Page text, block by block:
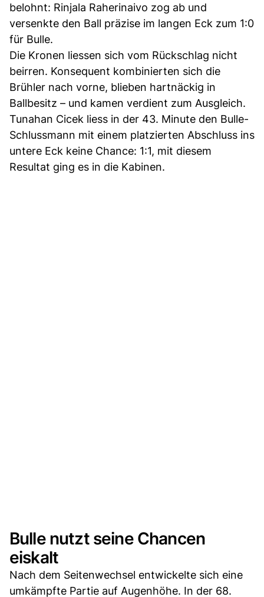
belohnt: Rinjala Raherinaivo zog ab und
versenkte den Ball präzise im langen Eck zum 1:0
für Bulle.
Die Kronen liessen sich vom Rückschlag nicht
beirren. Konsequent kombinierten sich die
Brühler nach vorne, blieben hartnäckig in
Ballbesitz – und kamen verdient zum Ausgleich.
Tunahan Cicek liess in der 43. Minute den Bulle-
Schlussmann mit einem platzierten Abschluss ins
untere Eck keine Chance: 1:1, mit diesem
Resultat ging es in die Kabinen.
Bulle nutzt seine Chancen
eiskalt
Nach dem Seitenwechsel entwickelte sich eine
umkämpfte Partie auf Augenhöhe. In der 68.